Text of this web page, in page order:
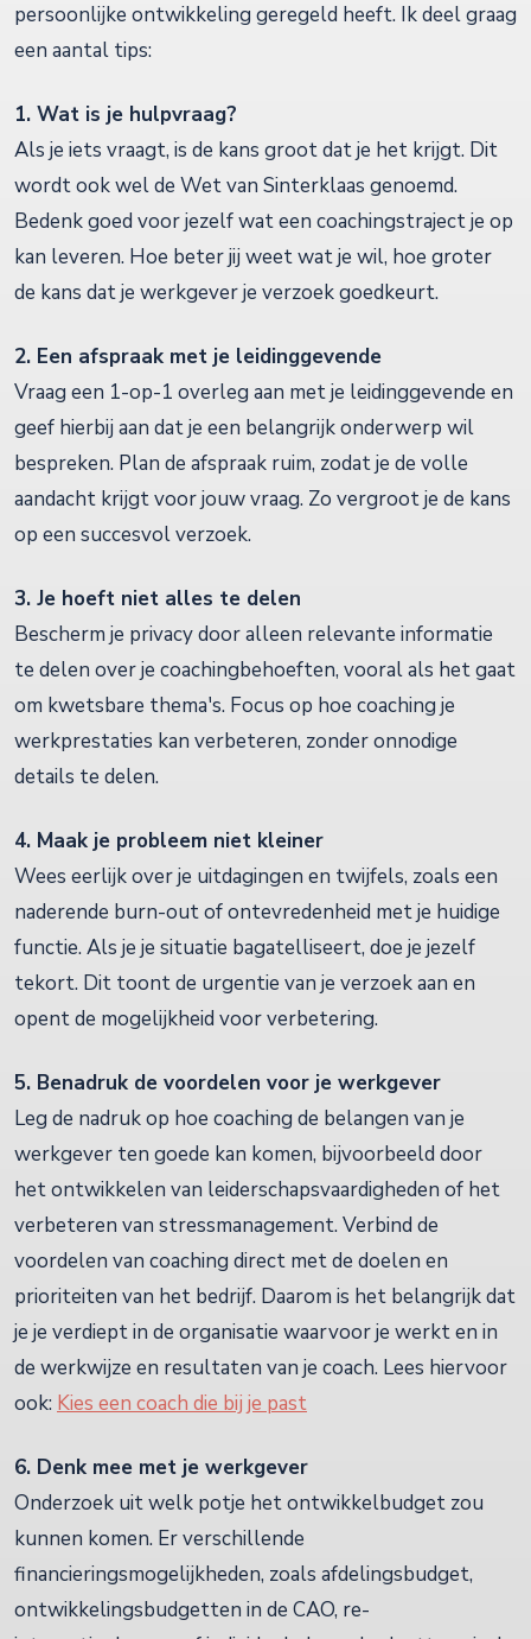
persoonlijke ontwikkeling geregeld heeft. Ik deel graag
een aantal tips:
1. Wat is je hulpvraag?
Als je iets vraagt, is de kans groot dat je het krijgt. Dit
wordt ook wel de Wet van Sinterklaas genoemd.
Bedenk goed voor jezelf wat een coachingstraject je op
kan leveren. Hoe beter jij weet wat je wil, hoe groter
de kans dat je werkgever je verzoek goedkeurt.
2. Een afspraak met je leidinggevende
Vraag een 1-op-1 overleg aan met je leidinggevende en
geef hierbij aan dat je een belangrijk onderwerp wil
bespreken. Plan de afspraak ruim, zodat je de volle
aandacht krijgt voor jouw vraag. Zo vergroot je de kans
op een succesvol verzoek.
3. Je hoeft niet alles te delen
Bescherm je privacy door alleen relevante informatie
te delen over je coachingbehoeften, vooral als het gaat
om kwetsbare thema's. Focus op hoe coaching je
werkprestaties kan verbeteren, zonder onnodige
details te delen.
4. Maak je probleem niet kleiner
Wees eerlijk over je uitdagingen en twijfels, zoals een
naderende burn-out of ontevredenheid met je huidige
functie. Als je je situatie bagatelliseert, doe je jezelf
tekort. Dit toont de urgentie van je verzoek aan en
opent de mogelijkheid voor verbetering.
5. Benadruk de voordelen voor je werkgever
Leg de nadruk op hoe coaching de belangen van je
werkgever ten goede kan komen, bijvoorbeeld door
het ontwikkelen van leiderschapsvaardigheden of het
verbeteren van stressmanagement. Verbind de
voordelen van coaching direct met de doelen en
prioriteiten van het bedrijf. Daarom is het belangrijk dat
je je verdiept in de organisatie waarvoor je werkt en in
de werkwijze en resultaten van je coach. Lees hiervoor
ook: Kies een coach die bij je past
6. Denk mee met je werkgever
Onderzoek uit welk potje het ontwikkelbudget zou
kunnen komen. Er verschillende
financieringsmogelijkheden, zoals afdelingsbudget,
ontwikkelingsbudgetten in de CAO, re-